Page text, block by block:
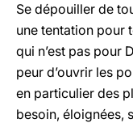
Se dépouiller de
une tentation pour
qui n’est pas pour
peur d’ouvrir les
en particulier des
besoin, éloignées,